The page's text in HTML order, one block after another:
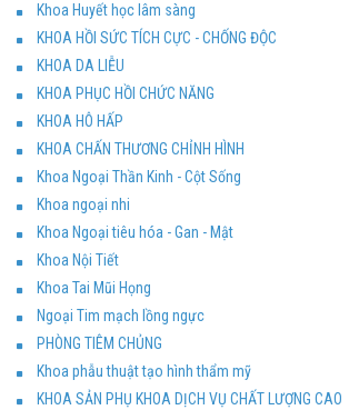
Khoa Huyết học lâm sàng
KHOA HỒI SỨC TÍCH CỰC - CHỐNG ĐỘC
KHOA DA LIỄU
KHOA PHỤC HỒI CHỨC NĂNG
KHOA HÔ HẤP
KHOA CHẤN THƯƠNG CHỈNH HÌNH
Khoa Ngoại Thần Kinh - Cột Sống
Khoa ngoại nhi
Khoa Ngoại tiêu hóa - Gan - Mật
Khoa Nội Tiết
Khoa Tai Mũi Họng
Ngoại Tim mạch lồng ngực
PHÒNG TIÊM CHỦNG
Khoa phẫu thuật tạo hình thẩm mỹ
KHOA SẢN PHỤ KHOA DỊCH VỤ CHẤT LƯỢNG CAO